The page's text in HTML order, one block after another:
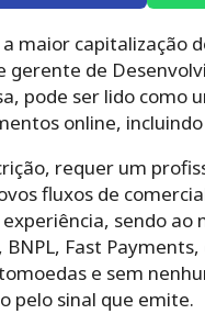
maior capitalização
gerente de
pode ser lido como
online,
requer um
fluxos de
sendo
Fast
e sem
pelo sinal que emite.